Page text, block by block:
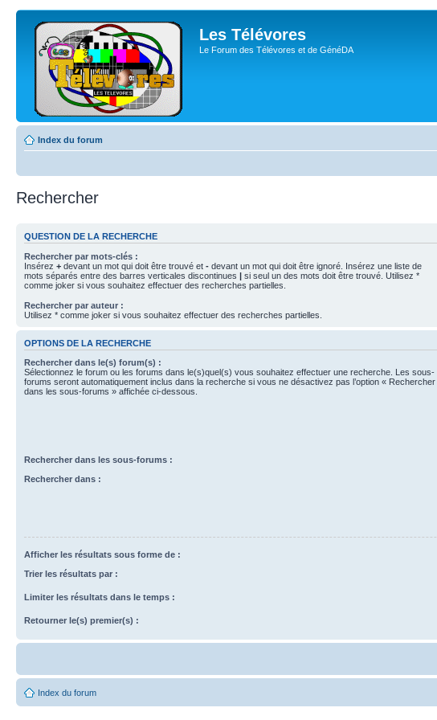
Les Télévores
Le Forum des Télévores et de GénéDA
Index du forum
Rechercher
QUESTION DE LA RECHERCHE
Rechercher par mots-clés :
Insérez + devant un mot qui doit être trouvé et - devant un mot qui doit être ignoré. Insérez une liste de
mots séparés entre des barres verticales discontinues | si seul un des mots doit être trouvé. Utilisez *
comme joker si vous souhaitez effectuer des recherches partielles.
Rechercher par auteur :
Utilisez * comme joker si vous souhaitez effectuer des recherches partielles.
OPTIONS DE LA RECHERCHE
Rechercher dans le(s) forum(s) :
Sélectionnez le forum ou les forums dans le(s)quel(s) vous souhaitez effectuer une recherche. Les sous-
forums seront automatiquement inclus dans la recherche si vous ne désactivez pas l’option « Rechercher
dans les sous-forums » affichée ci-dessous.
Rechercher dans les sous-forums :
Rechercher dans :
Afficher les résultats sous forme de :
Trier les résultats par :
Limiter les résultats dans le temps :
Retourner le(s) premier(s) :
Index du forum